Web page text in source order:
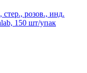
розов., инд.
150 шт/упак